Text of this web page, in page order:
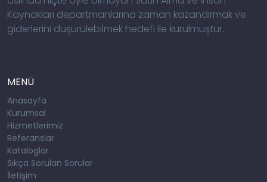
Kaynakları departmanlarına zaman kazandırmak ve
giderlerini düşürülebilmek hedefi ile kurulmuştur.
MENÜ
Anasayfa
Kurumsal
Hizmetlerimiz
Referanslar
Kataloglar
Sıkça Sorulan Sorular
İletişim